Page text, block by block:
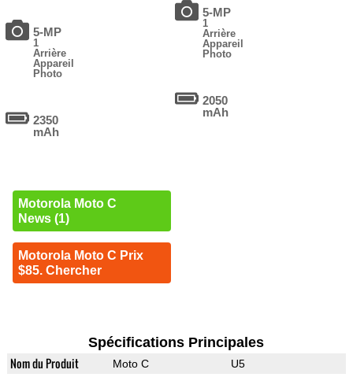
5-MP
1
Arrière
Appareil
Photo
2350
mAh
Motorola Moto C
News (1)
Motorola Moto C Prix
$85. Chercher
5-MP
1
Arrière
Appareil
Photo
2050
mAh
Spécifications Principales
Nom du Produit Moto C U5